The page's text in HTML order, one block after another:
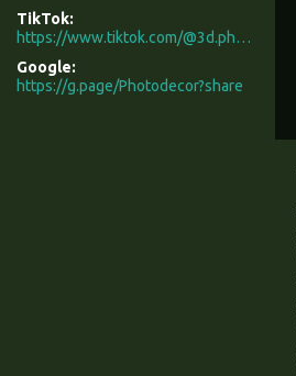
TikTok
https://www.tiktok.com/@3d.photodecor?is_from_webapp=1&sender_device=pc
Google
https://g.page/Photodecor?share